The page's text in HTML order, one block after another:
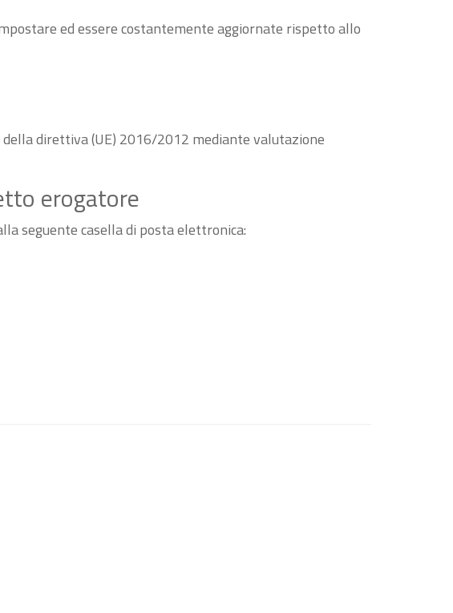
ed essere costantemente aggiornate rispetto allo
direttiva (UE) 2016/2012 mediante valutazione
erogatore
seguente casella di posta elettronica: